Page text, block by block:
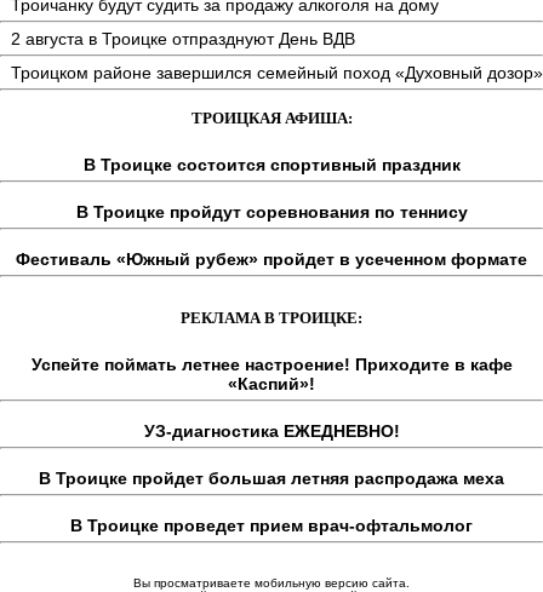
Троичанку будут судить за продажу алкоголя на дому
2 августа в Троицке отпразднуют День ВДВ
Троицком районе завершился семейный поход «Духовный дозор»
ТРОИЦКАЯ АФИША:
В Троицке состоится спортивный праздник
В Троицке пройдут соревнования по теннису
Фестиваль «Южный рубеж» пройдет в усеченном формате
РЕКЛАМА В ТРОИЦКЕ:
Успейте поймать летнее настроение! Приходите в кафе
«Каспий»!
УЗ-диагностика ЕЖЕДНЕВНО!
В Троицке пройдет большая летняя распродажа меха
В Троицке проведет прием врач-офтальмолог
Вы просматриваете мобильную версию сайта.